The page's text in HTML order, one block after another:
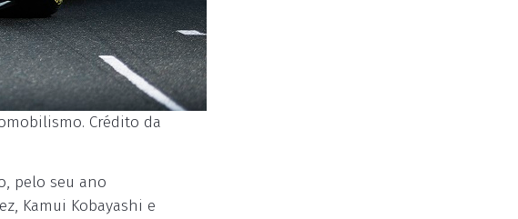
Crédito da
pelo seu ano
Kamui Kobayashi e